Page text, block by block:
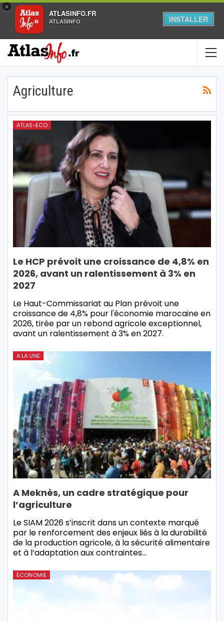
×
ATLASINFO.FR
ATLASINFO INSTALLER
Agriculture
ATLAS-ECO
Le HCP prévoit une croissance de 4,8% en
2026, avant un ralentissement à 3% en
2027
Le Haut-Commissariat au Plan prévoit une
croissance de 4,8% pour l'économie marocaine en
2026, tirée par un rebond agricole exceptionnel,
avant un ralentissement à 3% en 2027.
A LA UNE
A Meknès, un cadre stratégique pour
l’agriculture
Le SIAM 2026 s’inscrit dans un contexte marqué
par le renforcement des enjeux liés à la durabilité
de la production agricole, à la sécurité alimentaire
et à l’adaptation aux contraintes…
ÉCONOMIE